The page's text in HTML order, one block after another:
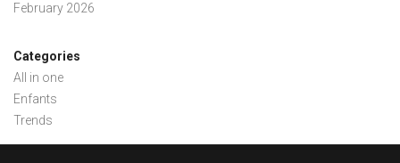
February 2026
Categories
All in one
Enfants
Trends